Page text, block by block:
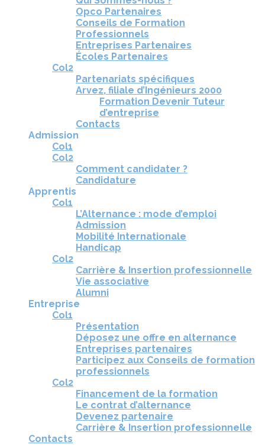
Opco Partenaires
Conseils de Formation
Professionnels
Entreprises Partenaires
Écoles Partenaires
Col2
Partenariats spécifiques
Arvez, filiale d’Ingénieurs 2000
Formation Devenir Tuteur
d’entreprise
Contacts
Admission
Col1
Col2
Comment candidater ?
Candidature
Apprentis
Col1
L’Alternance : mode d’emploi
Admission
Mobilité Internationale
Handicap
Col2
Carrière & Insertion professionnelle
Vie associative
Alumni
Entreprise
Col1
Présentation
Déposez une offre en alternance
Entreprises partenaires
Participez aux Conseils de formation
professionnels
Col2
Financement de la formation
Le contrat d’alternance
Devenez partenaire
Carrière & Insertion professionnelle
Contacts